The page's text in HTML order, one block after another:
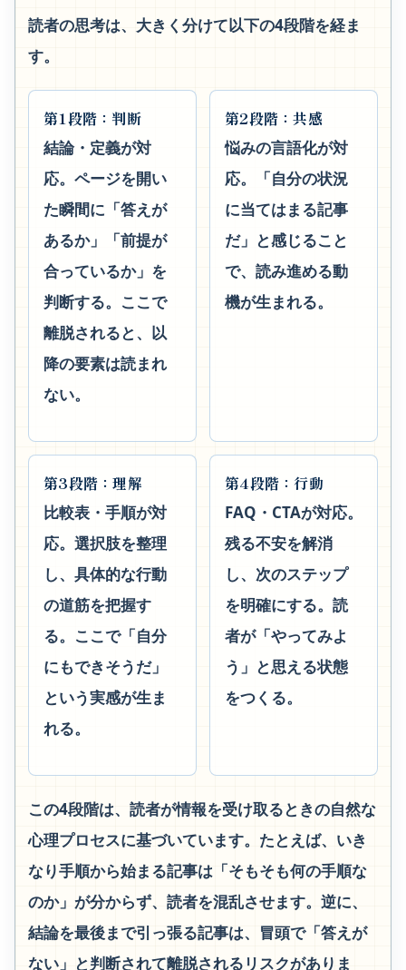
読者の思考は、大きく分けて以下の4段階を経ま
す。
第1段階：判断
結論・定義が対
応。ページを開い
た瞬間に「答えが
あるか」「前提が
合っているか」を
判断する。ここで
離脱されると、以
降の要素は読まれ
ない。
第2段階：共感
悩みの言語化が対
応。「自分の状況
に当てはまる記事
だ」と感じること
で、読み進める動
機が生まれる。
第3段階：理解
比較表・手順が対
応。選択肢を整理
し、具体的な行動
の道筋を把握す
る。ここで「自分
にもできそうだ」
という実感が生ま
れる。
第4段階：行動
FAQ・CTAが対応。
残る不安を解消
し、次のステップ
を明確にする。読
者が「やってみよ
う」と思える状態
をつくる。
この4段階は、読者が情報を受け取るときの自然な
心理プロセスに基づいています。たとえば、いき
なり手順から始まる記事は「そもそも何の手順な
のか」が分からず、読者を混乱させます。逆に、
結論を最後まで引っ張る記事は、冒頭で「答えが
ない」と判断されて離脱されるリスクがありま